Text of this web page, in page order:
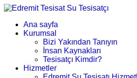
Ana sayfa
Kurumsal
Bizi Yakından Tanıyın
İnsan Kaynakları
Tesisatçı Kimdir?
Hizmetler